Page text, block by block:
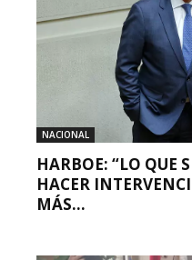
NACIONAL
HARBOE: “LO QUE
HACER
MÁS...